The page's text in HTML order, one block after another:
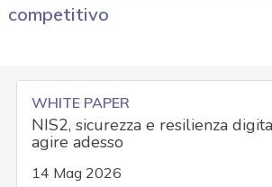
competitivo
WHITE PAPER
NIS2, sicurezza e resilienza
agire adesso
14 Mag 2026